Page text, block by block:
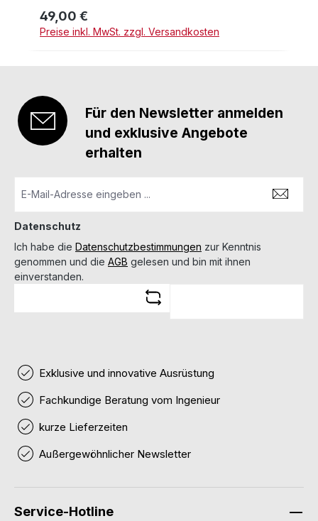
Regulärer Preis:
49,00 €
Preise inkl. MwSt. zzgl. Versandkosten
Für den Newsletter anmelden
und exklusive Angebote
erhalten
Datenschutz
Ich habe die Datenschutzbestimmungen zur Kenntnis
genommen und die AGB gelesen und bin mit ihnen
einverstanden.
Exklusive und innovative Ausrüstung
Fachkundige Beratung vom Ingenieur
kurze Lieferzeiten
Außergewöhnlicher Newsletter
Service-Hotline